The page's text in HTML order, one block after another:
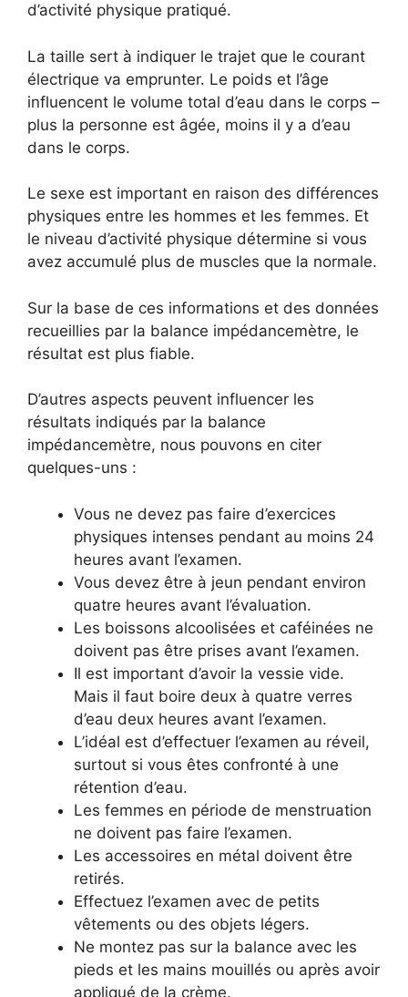
d’activité physique pratiqué.
La taille sert à indiquer le trajet que le courant
électrique va emprunter. Le poids et l’âge
influencent le volume total d’eau dans le corps –
plus la personne est âgée, moins il y a d’eau
dans le corps.
Le sexe est important en raison des différences
physiques entre les hommes et les femmes. Et
le niveau d’activité physique détermine si vous
avez accumulé plus de muscles que la normale.
Sur la base de ces informations et des données
recueillies par la balance impédancemètre, le
résultat est plus fiable.
D’autres aspects peuvent influencer les
résultats indiqués par la balance
impédancemètre, nous pouvons en citer
quelques-uns :
Vous ne devez pas faire d’exercices
physiques intenses pendant au moins 24
heures avant l’examen.
Vous devez être à jeun pendant environ
quatre heures avant l’évaluation.
Les boissons alcoolisées et caféinées ne
doivent pas être prises avant l’examen.
Il est important d’avoir la vessie vide.
Mais il faut boire deux à quatre verres
d’eau deux heures avant l’examen.
L’idéal est d’effectuer l’examen au réveil,
surtout si vous êtes confronté à une
rétention d’eau.
Les femmes en période de menstruation
ne doivent pas faire l’examen.
Les accessoires en métal doivent être
retirés.
Effectuez l’examen avec de petits
vêtements ou des objets légers.
Ne montez pas sur la balance avec les
pieds et les mains mouillés ou après avoir
appliqué de la crème.